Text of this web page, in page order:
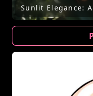
Sunlit Elegance: